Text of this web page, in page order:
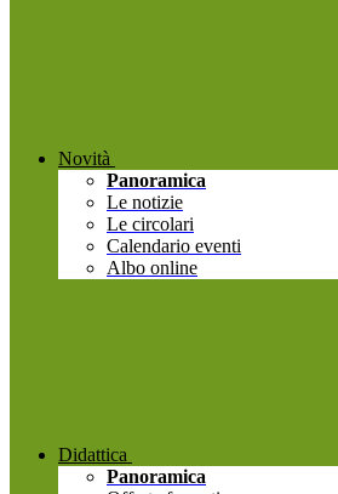
Novità
Panoramica
Le notizie
Le circolari
Calendario eventi
Albo online
Didattica
Panoramica